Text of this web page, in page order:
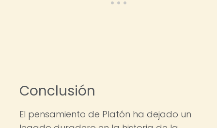
Conclusión
El pensamiento de Platón ha dejado un